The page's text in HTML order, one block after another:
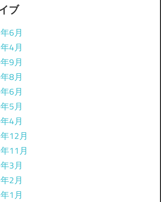
ブ
6月
4月
9月
8月
6月
5月
4月
12月
11月
3月
2月
1月